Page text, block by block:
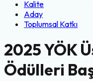
Kalite
Aday
Toplumsal Katkı
2025 YÖK
Ödülleri